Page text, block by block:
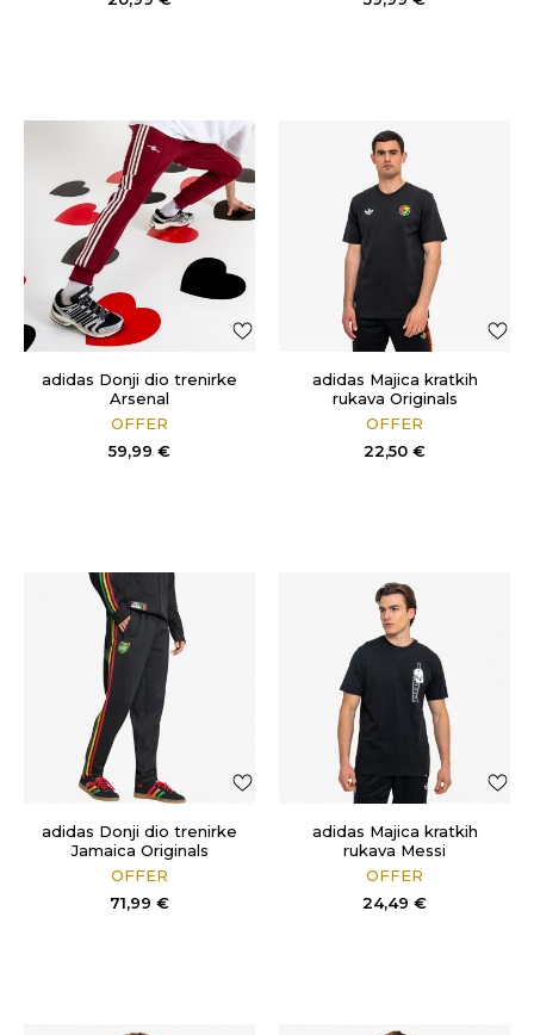
adidas Donji dio trenirke
Arsenal
OFFER
59,99 €
adidas Majica kratkih
rukava Originals
OFFER
22,50 €
adidas Donji dio trenirke
Jamaica Originals
OFFER
71,99 €
adidas Majica kratkih
rukava Messi
OFFER
24,49 €